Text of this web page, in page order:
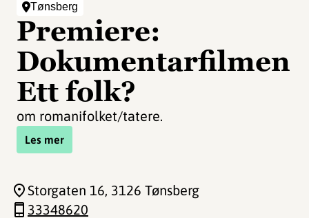
Tønsberg
Premiere:
Dokumentarfilmen
Ett folk?
om romanifolket/tatere.
Les mer
Storgaten 16, 3126 Tønsberg
33348620